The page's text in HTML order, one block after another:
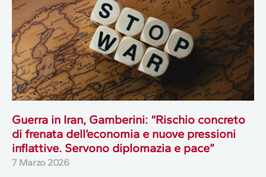
Guerra in Iran, Gamberini: “Rischio concreto
di frenata dell’economia e nuove pressioni
inflattive. Servono diplomazia e pace”
7 Marzo 2026